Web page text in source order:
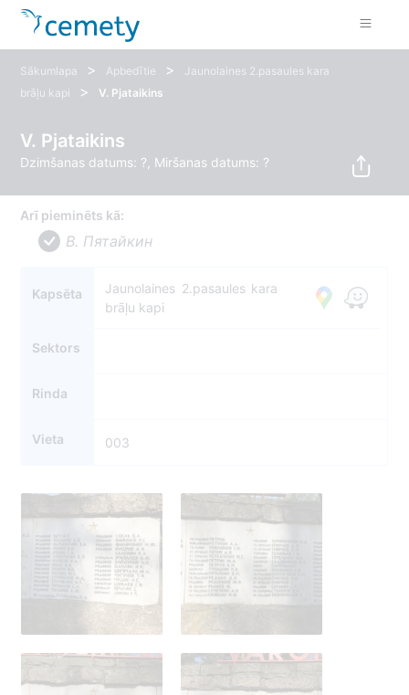
Sākumlapa > Apbedītie >
Jaunolaines 2.pasaules kara
brāļu kapi
> V. Pjataikins
V. Pjataikins
Dzimšanas datums: ?, Miršanas datums: ?
Arī pieminēts kā:
В. Пятайкин
Kapsēta
Jaunolaines 2.pasaules kara
brāļu kapi
Sektors
Rinda
Vieta 003